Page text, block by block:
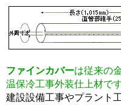
ファインカバーは従来の
温保冷工事外装仕上材です
建設設備工事やプラント